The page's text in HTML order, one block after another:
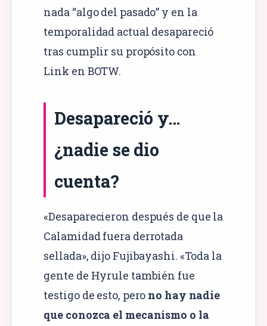
nada “algo del pasado” y en la
temporalidad actual desapareció
tras cumplir su propósito con
Link en BOTW.
Desapareció y…
¿nadie se dio
cuenta?
«Desaparecieron después de que la
Calamidad fuera derrotada
sellada», dijo Fujibayashi. «Toda la
gente de Hyrule también fue
testigo de esto, pero no hay nadie
que conozca el mecanismo o la